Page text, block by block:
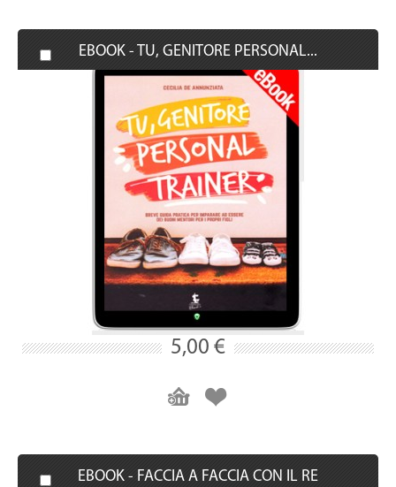
EBOOK - TU, GENITORE PERSONAL...
5,00 €
EBOOK - FACCIA A FACCIA CON IL RE